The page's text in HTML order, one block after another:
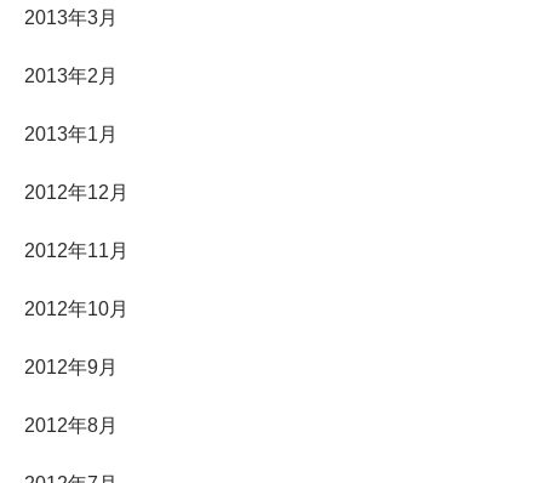
2013年3月
2013年2月
2013年1月
2012年12月
2012年11月
2012年10月
2012年9月
2012年8月